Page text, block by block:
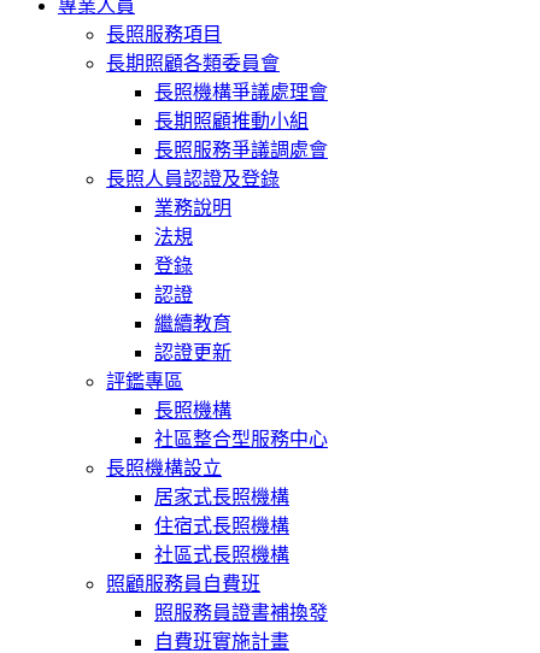
專業人員
長照服務項目
長期照顧各類委員會
長照機構爭議處理會
長期照顧推動小組
長照服務爭議調處會
長照人員認證及登錄
業務說明
法規
登錄
認證
繼續教育
認證更新
評鑑專區
長照機構
社區整合型服務中心
長照機構設立
居家式長照機構
住宿式長照機構
社區式長照機構
照顧服務員自費班
照服務員證書補換發
自費班實施計畫